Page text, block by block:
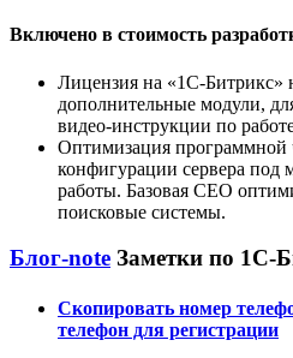
Включено в стоимость
Лицензия на 1С-Битрикс
дополнительные модули,
видео-инструкции по
Оптимизация программной
конфигурации сервера под
работы. Базовая СЕО
поисковые системы.
Блог-note Заметки по 1С-
Скопировать номер
телефон для регистрации